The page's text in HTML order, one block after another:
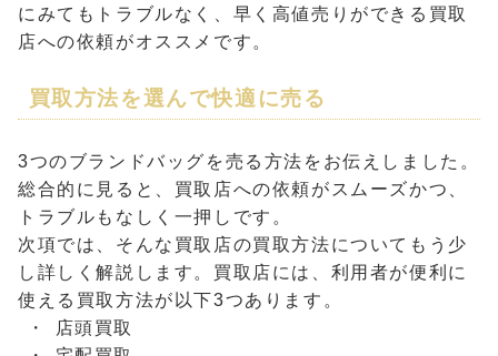
にみてもトラブルなく、早く高値売りができる買取
店への依頼がオススメです。
買取方法を選んで快適に売る
3つのブランドバッグを売る方法をお伝えしました。
総合的に見ると、買取店への依頼がスムーズかつ、
トラブルもなしく一押しです。
次項では、そんな買取店の買取方法についてもう少
し詳しく解説します。買取店には、利用者が便利に
使える買取方法が以下3つあります。
店頭買取